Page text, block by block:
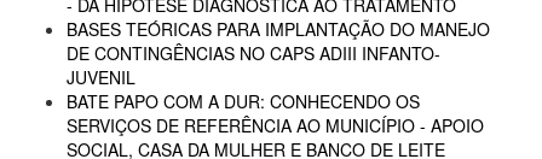
- DA HIPÓTESE DIAGNÓSTICA AO TRATAMENTO
BASES TEÓRICAS PARA IMPLANTAÇÃO DO MANEJO
DE CONTINGÊNCIAS NO CAPS ADIII INFANTO-
JUVENIL
BATE PAPO COM A DUR: CONHECENDO OS
SERVIÇOS DE REFERÊNCIA AO MUNICÍPIO - APOIO
SOCIAL, CASA DA MULHER E BANCO DE LEITE